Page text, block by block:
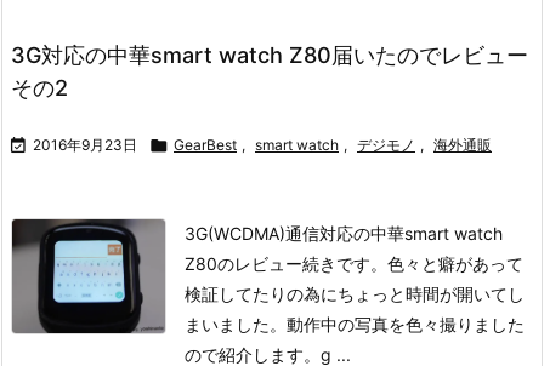
3G対応の中華smart watch Z80届いたのでレビュー
その2
 2016年9月23日  GearBest , smart watch , デジモノ , 海外通販
3G(WCDMA)通信対応の中華smart watch
Z80のレビュー続きです。 色々と癖があって
検証してたりの為にちょっと時間が開いてし
まいました。 動作中の写真を色々撮りました
ので紹介します。 g ...